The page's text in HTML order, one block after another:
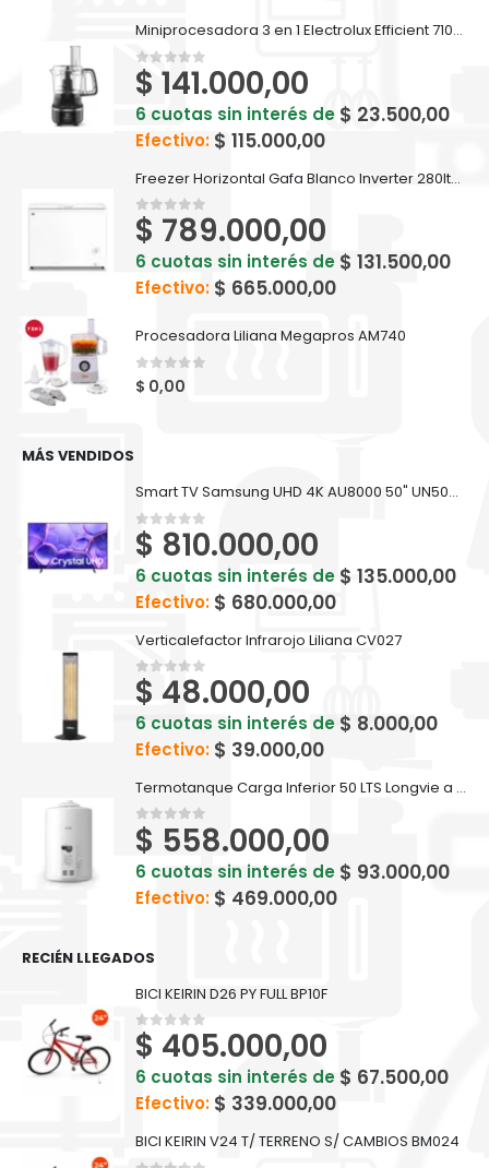
Miniprocesadora 3 en 1 Electrolux Efficient 710ml EFP500
0out of 5
$ 141.000,00
6 cuotas sin interés de $ 23.500,00
Efectivo: $ 115.000,00
Freezer Horizontal Gafa Blanco Inverter 280lts FGHI300B-L
0out of 5
$ 789.000,00
6 cuotas sin interés de $ 131.500,00
Efectivo: $ 665.000,00
Procesadora Liliana Megapros AM740
0 out of 5
$ 0,00
MÁS VENDIDOS
Smart TV Samsung UHD 4K AU8000 50" UN50U8000FFXZX
0out of 5
$ 810.000,00
6 cuotas sin interés de $ 135.000,00
Efectivo: $ 680.000,00
Verticalefactor Infrarojo Liliana CV027
0out of 5
$ 48.000,00
6 cuotas sin interés de $ 8.000,00
Efectivo: $ 39.000,00
Termotanque Carga Inferior 50 LTS Longvie a gas - T3050CF
0out of 5
$ 558.000,00
6 cuotas sin interés de $ 93.000,00
Efectivo: $ 469.000,00
RECIÉN LLEGADOS
BICI KEIRIN D26 PY FULL BP10F
0out of 5
$ 405.000,00
6 cuotas sin interés de $ 67.500,00
Efectivo: $ 339.000,00
BICI KEIRIN V24 T/ TERRENO S/ CAMBIOS BM024